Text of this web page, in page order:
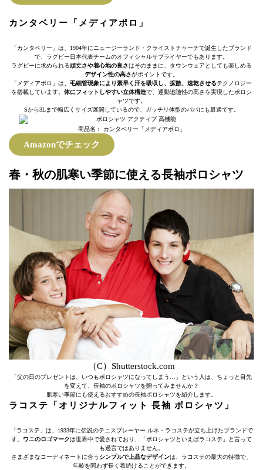
カンタベリー「メディアポロ」
「カンタベリー」は、1904年にニュージーランド・クライストチャーチで誕生したブランド
で、ラグビー日本代表チームのオフィシャルサプライヤーでもあります。
ラグビーに求められる頑丈さや着心地の良さはそのままに、タウンウェアとしても楽しめる
デザイン性の高さがポイントです。
「メディアポロ」は、 毛細管現象により素早く汗を吸収し、拡散、速乾させるテクノロジー
を搭載しています。 体にフィットしやすい立体構造で、運動追随性の高さを実現したポロシ
ャツです。
Sから3Lまで幅広くサイズ展開しているので、ガッチリ体型のパパにも最適です。
商品名： カンタベリー「メディアポロ」
Amazonでチェック
春・秋の肌寒い季節に使える長袖ポロシャツ
（C）Shutterstock.com
「父の日のプレゼントは、いつもポロシャツになってしまう…」という人は、ちょっと目先
を変えて、長袖のポロシャツを贈ってみませんか？
肌寒い季節にも使えるおすすめの長袖ポロシャツを紹介します。
ラコステ「オリジナルフィット 長袖 ポロシャツ」
「ラコステ」は、1933年に伝説のテニスプレーヤー ルネ・ラコステが立ち上げたブランドで
す。 ワニのロゴマークは世界中で愛されており、「ポロシャツといえばラコステ」と言って
も過言ではありません。
さまざまなコーディネートに合う シンプルで上品なデザインは、ラコステの最大の特徴で、
年齢を問わず長く着続けることができます。